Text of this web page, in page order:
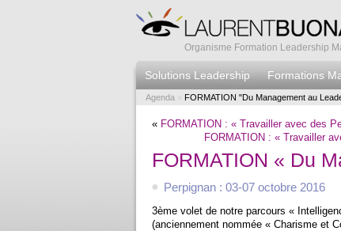
Organisme Formation Leadership
Solutions Leadership Formations
Agenda » FORMATION "Du Management au
« FORMATION : « Travailler avec des
FORMATION : « Travailler
FORMATION « Du
Perpignan : 03-07 octobre 2016
3ème volet de notre parcours «
(anciennement nommée « Charisme et